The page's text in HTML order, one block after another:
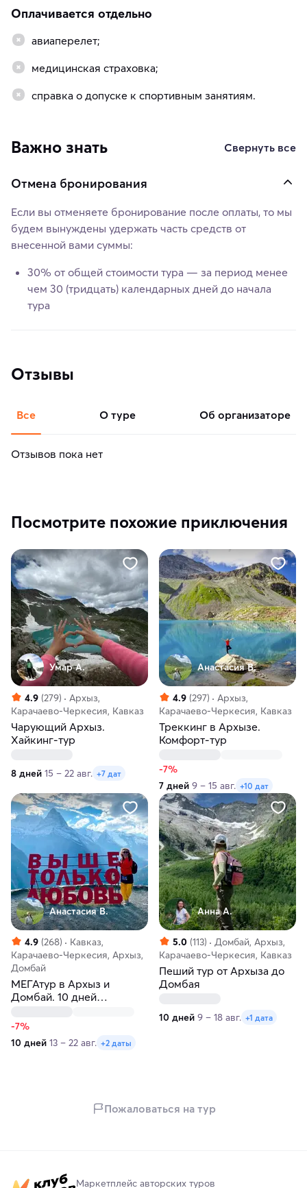
Оплачивается отдельно
авиаперелет;
медицинская страховка;
справка о допуске к спортивным занятиям.
Важно знать Свернуть все
Отмена бронирования
Если вы отменяете бронирование после оплаты, то мы
будем вынуждены удержать часть средств от
внесенной вами суммы:
30% от общей стоимости тура — за период менее
чем 30 (тридцать) календарных дней до начала
тура
Отзывы
Все о туре об организаторе
Отзывов пока нет
Посмотрите похожие приключения
Умар А.
4.9 (279)
Архыз,
Карачаево-Черкесия, Кавказ
Чарующий Архыз.
Хайкинг-тур
8 дней 15 – 22 авг. +7 дат
Анастасия В.
4.9 (297)
Архыз,
Карачаево-Черкесия, Кавказ
Треккинг в Архызе.
Комфорт-тур
-7%
7 дней 9 – 15 авг. +10 дат
Анастасия В.
4.9 (268)
Кавказ,
Карачаево-Черкесия, Архыз,
Домбай
МЕГАтур в Архыз и
Домбай. 10 дней
-7%
10 дней 13 – 22 авг. +2 даты
Анна А.
5.0 (113)
Домбай, Архыз,
Карачаево-Черкесия, Кавказ
Пеший тур от Архыза до
Домбая
10 дней 9 – 18 авг. +1 дата
Пожаловаться на тур
Маркетплейс авторских туров